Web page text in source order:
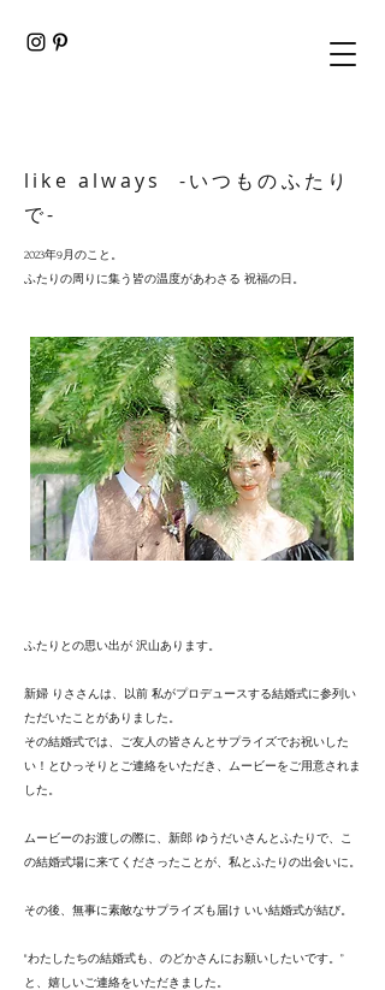
like always -いつものふたり
で-
2023年9月のこと。
ふたりの周りに集う皆の温度があわさる 祝福の日。
ふたりとの思い出が 沢山あります。
新婦 りささんは、以前 私がプロデュースする結婚式に参列い
ただいたことがありました。
​その結婚式では、ご友人の皆さんとサプライズでお祝いした
い！とひっそりとご連絡をいただき、ムービーをご用意されま
した。
ムービーのお渡しの際に、新郎 ゆうだいさんとふたりで、こ
の結婚式場に来てくださったことが、私とふたりの出会いに。
その後、無事に素敵なサプライズも届け いい結婚式が結び。
"わたしたちの結婚式も、のどかさんにお願いしたいです。”
と、嬉しいご連絡をいただきました。